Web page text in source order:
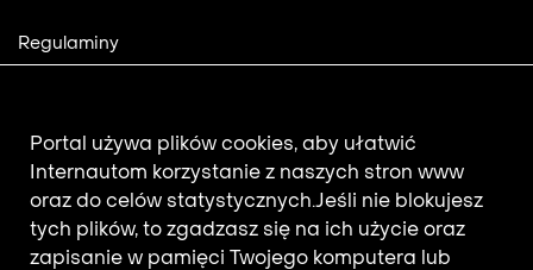
Footer
2
Regulaminy
Aktualności
Newsletter
Portal używa plików cookies, aby ułatwić
Internautom korzystanie z naszych stron www
oraz do celów statystycznych.Jeśli nie blokujesz
tych plików, to zgadzasz się na ich użycie oraz
zapisanie w pamięci Twojego komputera lub